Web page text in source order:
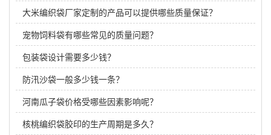
大米编织袋厂家定制的产品可以提供哪些质量保证？
宠物饲料袋有哪些常见的质量问题？
包装袋设计需要多少钱？
防汛沙袋一般多少钱一条？
河南瓜子袋价格受哪些因素影响呢？
核桃编织袋胶印的生产周期是多久？